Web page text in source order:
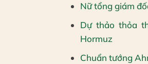
Nữ tổng giám
Dự thảo thỏa
Hormuz
Chuẩn tướng